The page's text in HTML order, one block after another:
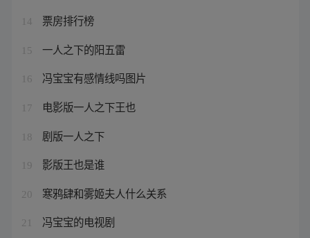
14 票房排行榜
15 一人之下的阳五雷
16 冯宝宝有感情线吗图片
17 电影版一人之下王也
18 剧版一人之下
19 影版王也是谁
20 寒鸦肆和雾姬夫人什么关系
21 冯宝宝的电视剧